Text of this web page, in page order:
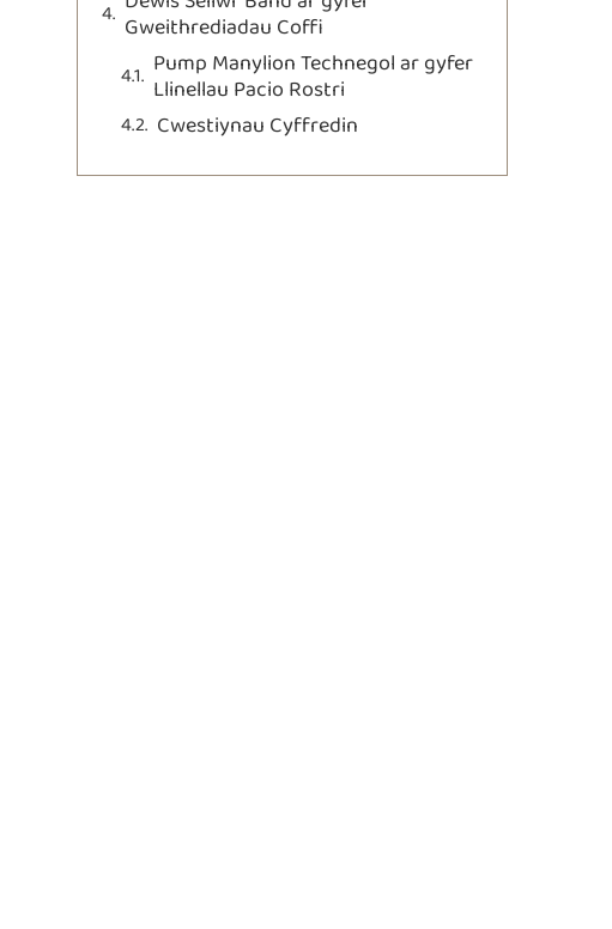
Gweithrediadau Coffi
Pump Manylion Technegol ar gyfer
Llinellau Pacio Rostri
Cwestiynau Cyffredin